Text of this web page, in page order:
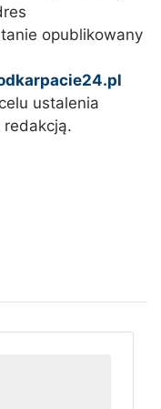
opublikowany
ustalenia